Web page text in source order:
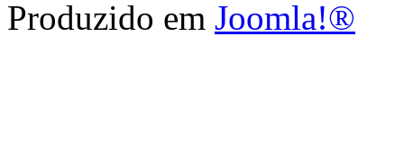
Produzido em Joomla!®